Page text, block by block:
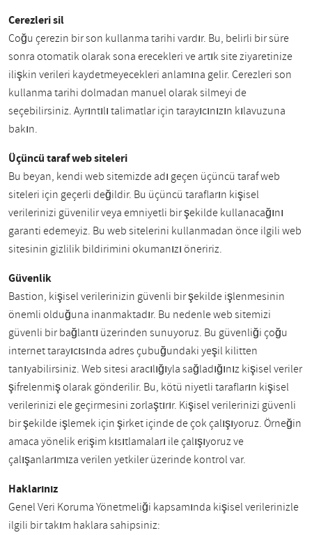
Çerezleri sil
Çoğu çerezin bir son kullanma tarihi vardır. Bu, belirli bir süre
sonra otomatik olarak sona erecekleri ve artık site ziyaretinize
ilişkin verileri kaydetmeyecekleri anlamına gelir. Çerezleri son
kullanma tarihi dolmadan manuel olarak silmeyi de
seçebilirsiniz. Ayrıntılı talimatlar için tarayıcınızın kılavuzuna
bakın.
Üçüncü taraf web siteleri
Bu beyan, kendi web sitemizde adı geçen üçüncü taraf web
siteleri için geçerli değildir. Bu üçüncü tarafların kişisel
verilerinizi güvenilir veya emniyetli bir şekilde kullanacağını
garanti edemeyiz. Bu web sitelerini kullanmadan önce ilgili web
sitesinin gizlilik bildirimini okumanızı öneririz.
Güvenlik
Bastion, kişisel verilerinizin güvenli bir şekilde işlenmesinin
önemli olduğuna inanmaktadır. Bu nedenle web sitemizi
güvenli bir bağlantı üzerinden sunuyoruz. Bu güvenliği çoğu
internet tarayıcısında adres çubuğundaki yeşil kilitten
tanıyabilirsiniz. Web sitesi aracılığıyla sağladığınız kişisel veriler
şifrelenmiş olarak gönderilir. Bu, kötü niyetli tarafların kişisel
verilerinizi ele geçirmesini zorlaştırır. Kişisel verilerinizi güvenli
bir şekilde işlemek için şirket içinde de çok çalışıyoruz. Örneğin
amaca yönelik erişim kısıtlamaları ile çalışıyoruz ve
çalışanlarımıza verilen yetkiler üzerinde kontrol var.
Haklarınız
Genel Veri Koruma Yönetmeliği kapsamında kişisel verilerinizle
ilgili bir takım haklara sahipsiniz: